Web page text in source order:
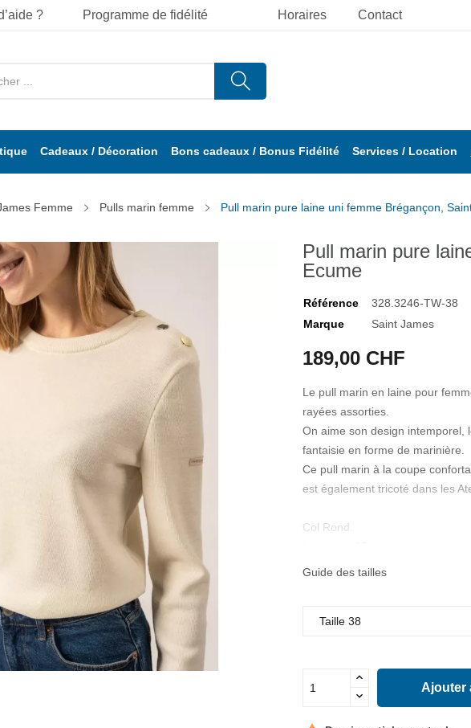
Horaires Contact
? Programme de fidélité
Cadeaux / Décoration Bons cadeaux / Bonus Fidélité Services / Location
Femme Pulls marin femme Pull marin pure laine uni femme Brégançon,
Pull marin pure
Ecume
Référence
328.3246-TW-38
Marque
Saint James
189,00 CHF
Le pull marin en laine pour
rayées assorties.
On aime son design intemporel,
fantaisie en forme de marinière.
Ce pull marin à la coupe
est également tricoté dans les
Col Rond.
Logo Saint James appliqué sur
Guide des tailles
Ajouter